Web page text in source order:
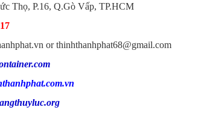
Thọ, P.16, Q.Gò Vấp, TP.HCM
or thinhthanhphat68@gmail.com